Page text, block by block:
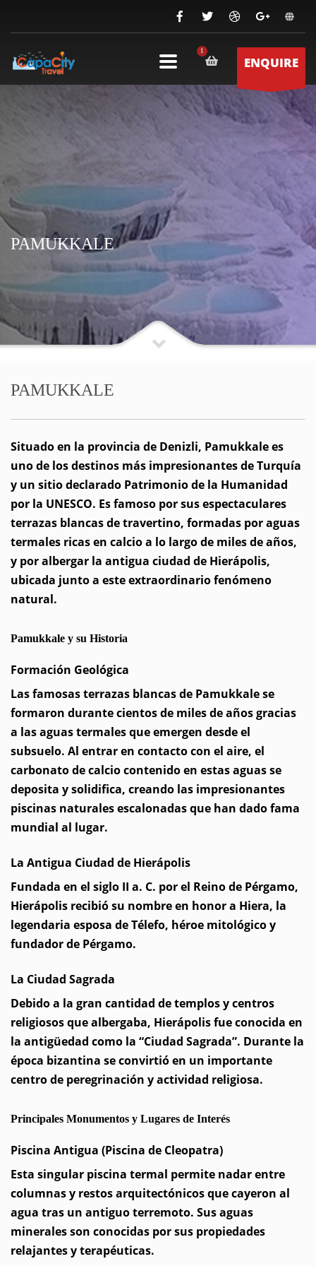
ENQUIRE
PAMUKKALE
PAMUKKALE
PAMUKKALE
Situado en la provincia de Denizli, Pamukkale es
uno de los destinos más impresionantes de Turquía
y un sitio declarado Patrimonio de la Humanidad
por la UNESCO. Es famoso por sus espectaculares
terrazas blancas de travertino, formadas por aguas
termales ricas en calcio a lo largo de miles de años,
y por albergar la antigua ciudad de Hierápolis,
ubicada junto a este extraordinario fenómeno
natural.
Pamukkale y su Historia
Formación Geológica
Las famosas terrazas blancas de Pamukkale se
formaron durante cientos de miles de años gracias
a las aguas termales que emergen desde el
subsuelo. Al entrar en contacto con el aire, el
carbonato de calcio contenido en estas aguas se
deposita y solidifica, creando las impresionantes
piscinas naturales escalonadas que han dado fama
mundial al lugar.
La Antigua Ciudad de Hierápolis
Fundada en el siglo II a. C. por el Reino de Pérgamo,
Hierápolis recibió su nombre en honor a Hiera, la
legendaria esposa de Télefo, héroe mitológico y
fundador de Pérgamo.
La Ciudad Sagrada
Debido a la gran cantidad de templos y centros
religiosos que albergaba, Hierápolis fue conocida en
la antigüedad como la “Ciudad Sagrada”. Durante la
época bizantina se convirtió en un importante
centro de peregrinación y actividad religiosa.
Principales Monumentos y Lugares de Interés
Piscina Antigua (Piscina de Cleopatra)
Esta singular piscina termal permite nadar entre
columnas y restos arquitectónicos que cayeron al
agua tras un antiguo terremoto. Sus aguas
minerales son conocidas por sus propiedades
relajantes y terapéuticas.